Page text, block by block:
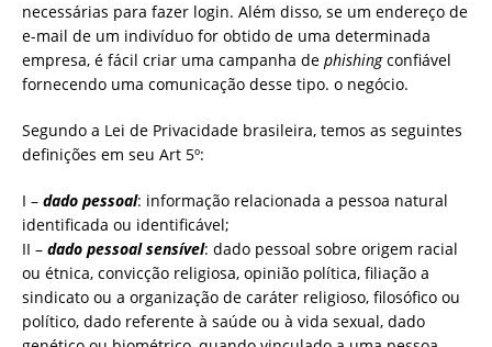
necessárias para fazer login. Além disso, se um endereço de
e-mail de um indivíduo for obtido de uma determinada
empresa, é fácil criar uma campanha de phishingconfiável
fornecendo uma comunicação desse tipo. o negócio.
Segundo a Lei de Privacidade brasileira, temos as seguintes
definições em seu Art 5º:
I – dado pessoal: informação relacionada a pessoa natural
identificada ou identificável;
II – dado pessoal sensível: dado pessoal sobre origem racial
ou étnica, convicção religiosa, opinião política, filiação a
sindicato ou a organização de caráter religioso, filosófico ou
político, dado referente à saúde ou à vida sexual, dado